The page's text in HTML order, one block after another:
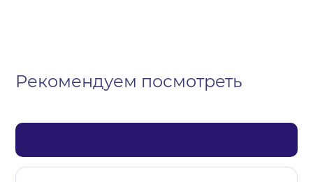
Рекомендуем посмотреть